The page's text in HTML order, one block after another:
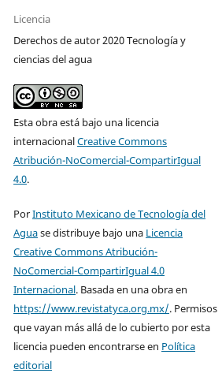
Licencia
Derechos de autor 2020 Tecnología y
ciencias del agua
Esta obra está bajo una licencia
internacionalCreative Commons
Atribución-NoComercial-CompartirIgual
4.0.
PorInstituto Mexicano de Tecnología del
Aguase distribuye bajo una Licencia
Creative Commons Atribución-
NoComercial-CompartirIgual 4.0
Internacional. Basada en una obra en
https://www.revistatyca.org.mx/. Permisos
que vayan más allá de lo cubierto por esta
licencia pueden encontrarse en Política
editorial